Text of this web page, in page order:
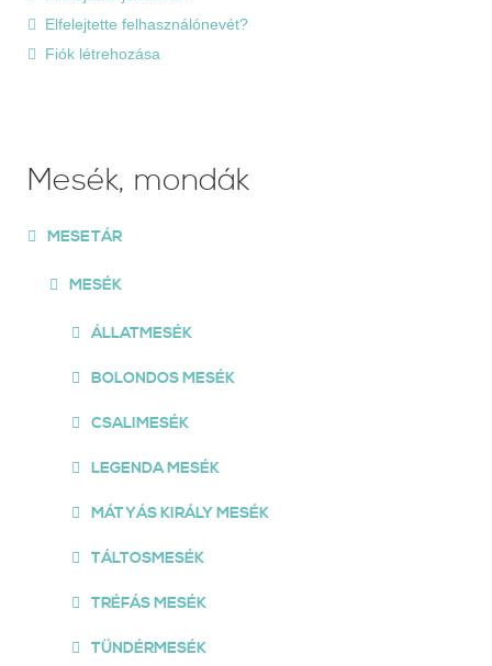
Elfelejtette felhasználónevét?
Fiók létrehozása
Mesék, mondák
MESETÁR
MESÉK
ÁLLATMESÉK
BOLONDOS MESÉK
CSALIMESÉK
LEGENDA MESÉK
MÁTYÁS KIRÁLY MESÉK
TÁLTOSMESÉK
TRÉFÁS MESÉK
TÜNDÉRMESÉK